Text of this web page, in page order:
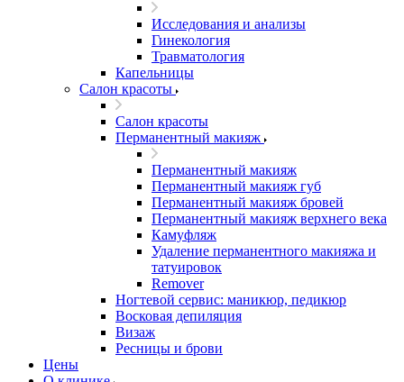
Исследования и анализы
Гинекология
Травматология
Капельницы
Салон красоты
Салон красоты
Перманентный макияж
Перманентный макияж
Перманентный макияж губ
Перманентный макияж бровей
Перманентный макияж верхнего века
Камуфляж
Удаление перманентного макияжа и
татуировок
Remover
Ногтевой сервис: маникюр, педикюр
Восковая депиляция
Визаж
Ресницы и брови
Цены